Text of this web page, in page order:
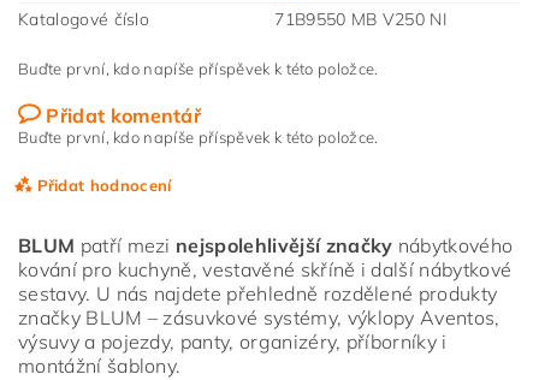
Katalogové číslo
71B9550 MB V250 NI
Buďte první, kdo napíše příspěvek k této položce.
Přidat komentář
Buďte první, kdo napíše příspěvek k této položce.
Přidat hodnocení
BLUM patří mezi nejspolehlivější značky nábytkového
kování pro kuchyně, vestavěné skříně i další nábytkové
sestavy. U nás najdete přehledně rozdělené produkty
značky BLUM – zásuvkové systémy, výklopy Aventos,
výsuvy a pojezdy, panty, organizéry, příborníky i
montážní šablony.